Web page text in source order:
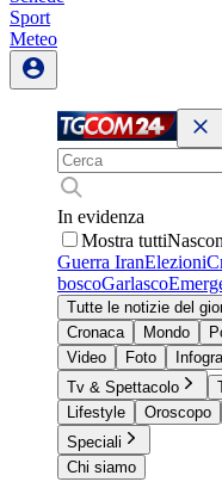
Sport
Meteo
In evidenza
Mostra tutti
Guerra IranElezioni
boscoGarlasco
Tutte le notizie del
Cronaca
Mondo
Video
Foto
Tv & Spettacolo
Lifestyle
Oroscopo
Speciali
Chi siamo